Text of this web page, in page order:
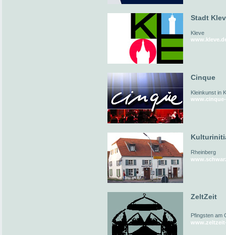
Stadt
Kleve
Cinque
Kleinkunst in
Rheinberg
ZeltZeit
Pfingsten am